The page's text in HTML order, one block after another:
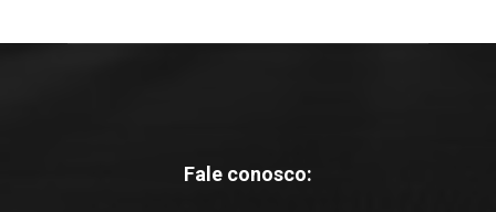
Fale conosco: